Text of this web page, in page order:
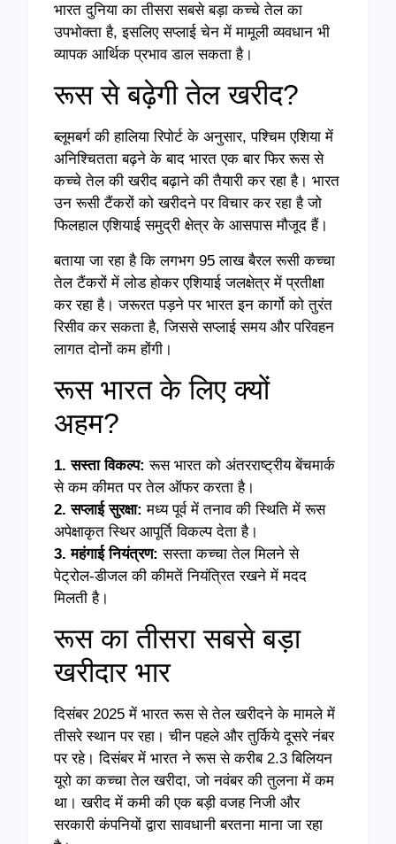
भारत दुनिया का तीसरा सबसे बड़ा कच्चे तेल का
उपभोक्ता है, इसलिए सप्लाई चेन में मामूली व्यवधान भी
व्यापक आर्थिक प्रभाव डाल सकता है।
रूस से बढ़ेगी तेल खरीद?
ब्लूमबर्ग की हालिया रिपोर्ट के अनुसार, पश्चिम एशिया में
अनिश्चितता बढ़ने के बाद भारत एक बार फिर रूस से
कच्चे तेल की खरीद बढ़ाने की तैयारी कर रहा है। भारत
उन रूसी टैंकरों को खरीदने पर विचार कर रहा है जो
फिलहाल एशियाई समुद्री क्षेत्र के आसपास मौजूद हैं।
बताया जा रहा है कि लगभग 95 लाख बैरल रूसी कच्चा
तेल टैंकरों में लोड होकर एशियाई जलक्षेत्र में प्रतीक्षा
कर रहा है। जरूरत पड़ने पर भारत इन कार्गो को तुरंत
रिसीव कर सकता है, जिससे सप्लाई समय और परिवहन
लागत दोनों कम होंगी।
रूस भारत के लिए क्यों
अहम?
1. सस्ता विकल्प: रूस भारत को अंतरराष्ट्रीय बेंचमार्क
से कम कीमत पर तेल ऑफर करता है।
2. सप्लाई सुरक्षा: मध्य पूर्व में तनाव की स्थिति में रूस
अपेक्षाकृत स्थिर आपूर्ति विकल्प देता है।
3. महंगाई नियंत्रण: सस्ता कच्चा तेल मिलने से
पेट्रोल-डीजल की कीमतें नियंत्रित रखने में मदद
मिलती है।
रूस का तीसरा सबसे बड़ा
खरीदार भार
दिसंबर 2025 में भारत रूस से तेल खरीदने के मामले में
तीसरे स्थान पर रहा। चीन पहले और तुर्किये दूसरे नंबर
पर रहे। दिसंबर में भारत ने रूस से करीब 2.3 बिलियन
यूरो का कच्चा तेल खरीदा, जो नवंबर की तुलना में कम
था। खरीद में कमी की एक बड़ी वजह निजी और
सरकारी कंपनियों द्वारा सावधानी बरतना माना जा रहा